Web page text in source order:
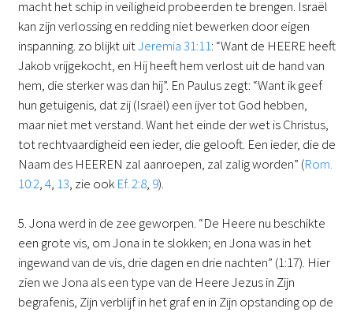
macht het schip in veiligheid probeerden te brengen. Israël
kan zijn verlossing en redding niet bewerken door eigen
inspanning. zo blijkt uitJeremia 31:11: “Want de HEERE heeft
Jakob vrijgekocht, en Hij heeft hem verlost uit de hand van
hem, die sterker was dan hij”. En Paulus zegt: “Want ik geef
hun getuigenis, dat zij (Israël) een ijver tot God hebben,
maar niet met verstand. Want het einde der wet is Christus,
tot rechtvaardigheid een ieder, die gelooft. Een ieder, die de
Naam des HEEREN zal aanroepen, zal zalig worden” (Rom.
10:2,4, 13, zie ook Ef. 2:8, 9).
5. Jona werd in de zee geworpen. “De Heere nu beschikte
een grote vis, om Jona in te slokken; en Jona was in het
ingewand van de vis, drie dagen en drie nachten” (1:17). Hier
zien we Jona als een type van de Heere Jezus in Zijn
begrafenis, Zijn verblijf in het graf en in Zijn opstanding op de